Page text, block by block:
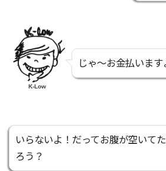
K-Low
じゃ〜お金払いま
いらないよ！だってお腹が空いて
ろう？